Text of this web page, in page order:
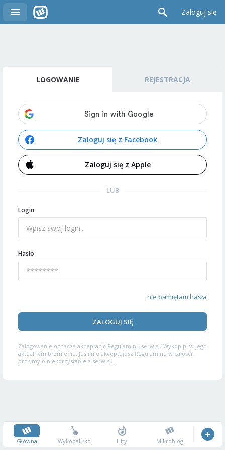
Zaloguj się
LOGOWANIE REJESTRACJA
Zaloguj się z Facebook
Zaloguj się z Apple
LUB
Login
Hasło
nie pamiętam hasła
ZALOGUJ SIĘ
Zalogowanie oznacza akceptację Regulaminu serwisu Wykop.pl w jego
aktualnym brzmieniu. Jeśli nie akceptujesz Regulaminu w całości,
prosimy o niekorzystanie z serwisu.
Główna Wykopalisko Hity Mikroblog